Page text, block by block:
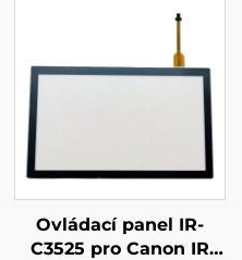
4551 6555 6565 LCD
Ovládací panel IR-
C3525 pro Canon IR